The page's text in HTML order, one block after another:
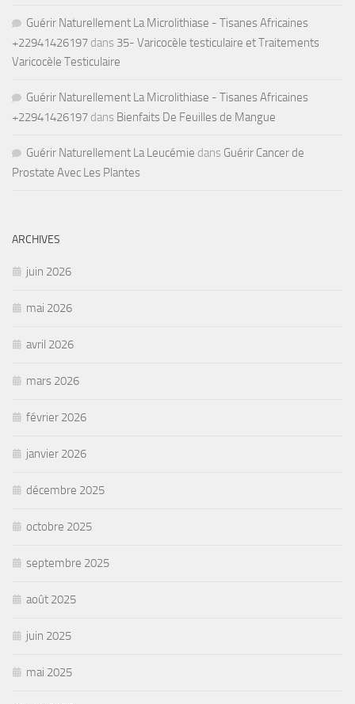
Guérir Naturellement La Microlithiase - Tisanes Africaines
+22941426197 dans 35- Varicocèle testiculaire et Traitements
Varicocèle Testiculaire
Guérir Naturellement La Microlithiase - Tisanes Africaines
+22941426197 dans Bienfaits De Feuilles de Mangue
Guérir Naturellement La Leucémie dans Guérir Cancer de
Prostate Avec Les Plantes
ARCHIVES
juin 2026
mai 2026
avril 2026
mars 2026
février 2026
janvier 2026
décembre 2025
octobre 2025
septembre 2025
août 2025
juin 2025
mai 2025